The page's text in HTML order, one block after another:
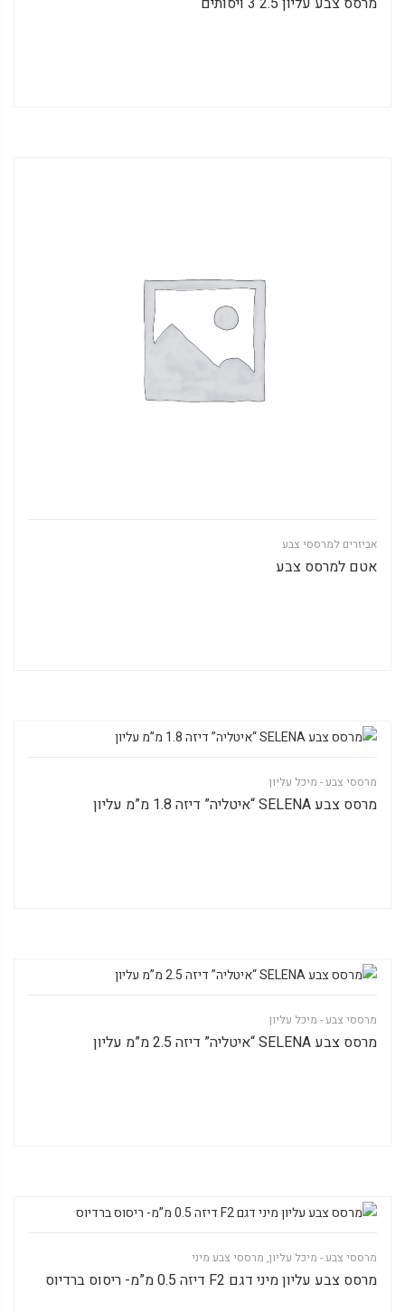
אביזרים למרססי צבע
אטם למרסס צבע
מרססי צבע - מיכל עליון
מרסס צבע SELENA “איטליה” דיזה 1.8 מ”מ עליון
מרססי צבע - מיכל עליון
מרסס צבע SELENA “איטליה” דיזה 2.5 מ”מ עליון
מרססי צבע - מיכל עליון,מרססי צבע מיני
מרסס צבע עליון מיני דגם F2 דיזה 0.5 מ”מ- ריסוס ברדיוס